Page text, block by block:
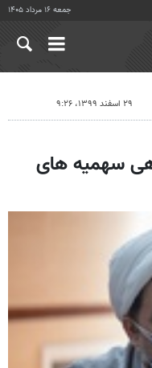
جمعه ۱۶ مرداد ۱۴۰۵
۲۹ اسفند ۱۳۹۹، ۹:۲۶
سهمیه های